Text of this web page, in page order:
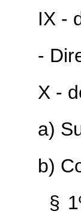
IX -
-
X -
a)
b)
§